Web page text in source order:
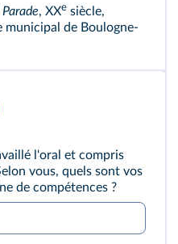
, XXe siècle,
municipal de Boulogne-
l'oral et compris
vous, quels sont vos
de compétences ?